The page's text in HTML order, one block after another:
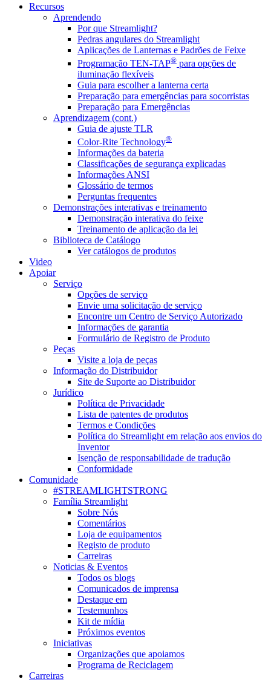
Recursos
Aprendendo
Por que Streamlight?
Pedras angulares do Streamlight
Aplicações de Lanternas e Padrões de Feixe
Programação TEN-TAP® para opções de
iluminação flexíveis
Guia para escolher a lanterna certa
Preparação para emergências para socorristas
Preparação para Emergências
Aprendizagem (cont.)
Guia de ajuste TLR
Color-Rite Technology®
Informações da bateria
Classificações de segurança explicadas
Informações ANSI
Glossário de termos
Perguntas frequentes
Demonstrações interativas e treinamento
Demonstração interativa do feixe
Treinamento de aplicação da lei
Biblioteca de Catálogo
Ver catálogos de produtos
Video
Apoiar
Serviço
Opções de serviço
Envie uma solicitação de serviço
Encontre um Centro de Serviço Autorizado
Informações de garantia
Formulário de Registro de Produto
Peças
Visite a loja de peças
Informação do Distribuidor
Site de Suporte ao Distribuidor
Jurídico
Política de Privacidade
Lista de patentes de produtos
Termos e Condições
Política do Streamlight em relação aos envios do
Inventor
Isenção de responsabilidade de tradução
Conformidade
Comunidade
#STREAMLIGHTSTRONG
Família Streamlight
Sobre Nós
Comentários
Loja de equipamentos
Registo de produto
Carreiras
Noticias & Eventos
Todos os blogs
Comunicados de imprensa
Destaque em
Testemunhos
Kit de mídia
Próximos eventos
Iniciativas
Organizações que apoiamos
Programa de Reciclagem
Carreiras